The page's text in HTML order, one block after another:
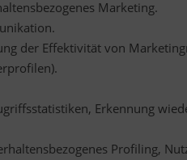
Marketing.
der Effektivität von
Erkennung
Profiling,